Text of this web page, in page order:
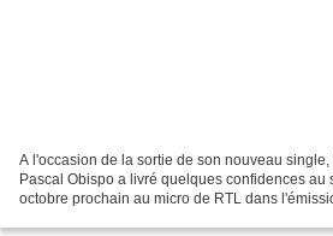
A l'occasion de la sortie de son nouveau single,
Pascal Obispo a livré quelques confidences au
octobre prochain au micro de RTL dans